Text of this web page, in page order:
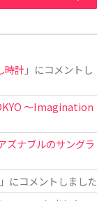
時計」にコメントし
〜Imagination
ズナブルのサングラ
」にコメントしました